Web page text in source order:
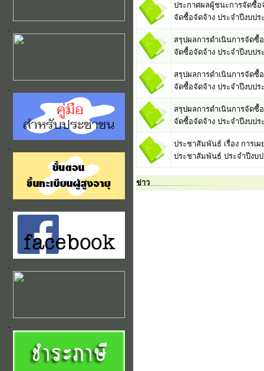
ประกาศผลผู้ชนะการจัดซื้อ
จัดซื้อจัดจ้าง ประจำปีงบป
สรุปผลการดำเนินการจัดซื้
จัดซื้อจัดจ้าง ประจำปีงบป
สรุปผลการดำเนินการจัดซื้
จัดซื้อจัดจ้าง ประจำปีงบป
สรุปผลการดำเนินการจัดซื้
จัดซื้อจัดจ้าง ประจำปีงบป
ประชาสัมพันธ์ เรื่อง การเผ
ประชาสัมพันธ์ ประจำปีงบ
ข่าว